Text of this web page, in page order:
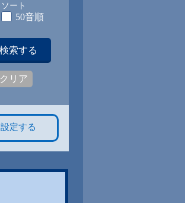
ソート
50音順
索する
リア
定する